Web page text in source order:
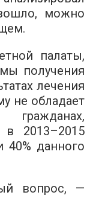
можно
палаты,
получения
лечения
не обладает
в 2013–2015
40% данного
вопрос, —